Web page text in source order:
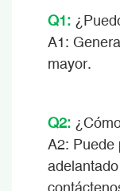
Q1:
A1:
mayor.
Q2:
A2: Puede